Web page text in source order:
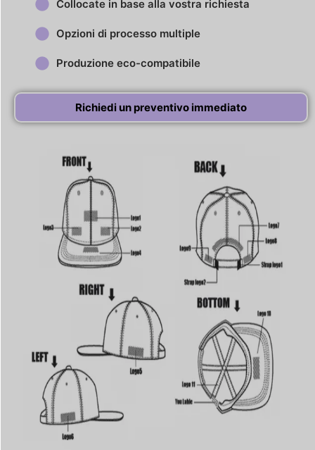
Collocate in base alla vostra richiesta
Opzioni di processo multiple
Produzione eco-compatibile
Richiedi un preventivo immediato